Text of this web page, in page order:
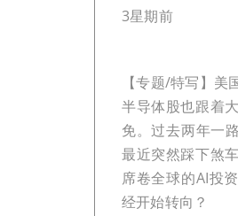
3星期前
【专题/特写】
半导体股也跟着
免。过去两年一
最近突然踩下煞
席卷全球的AI投
经开始转向？